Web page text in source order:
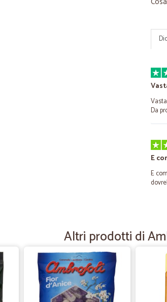
Da
E
E
Ho
Altri prodotti di